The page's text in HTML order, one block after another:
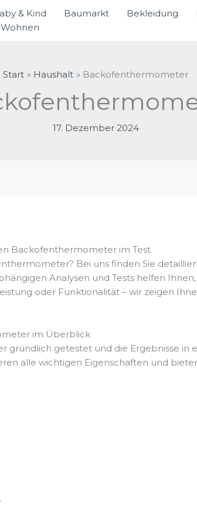
& Kind Baumarkt Bekleidung
Wohnen
Start Haushalt Backofenthermometer
17. Dezember 2024
Backofenthermometer im Test
Bei uns finden Sie
Analysen und Tests helfen
oder Funktionalität – wir zeigen
im Überblick
getestet und die Ergebnisse in
alle wichtigen Eigenschaften und